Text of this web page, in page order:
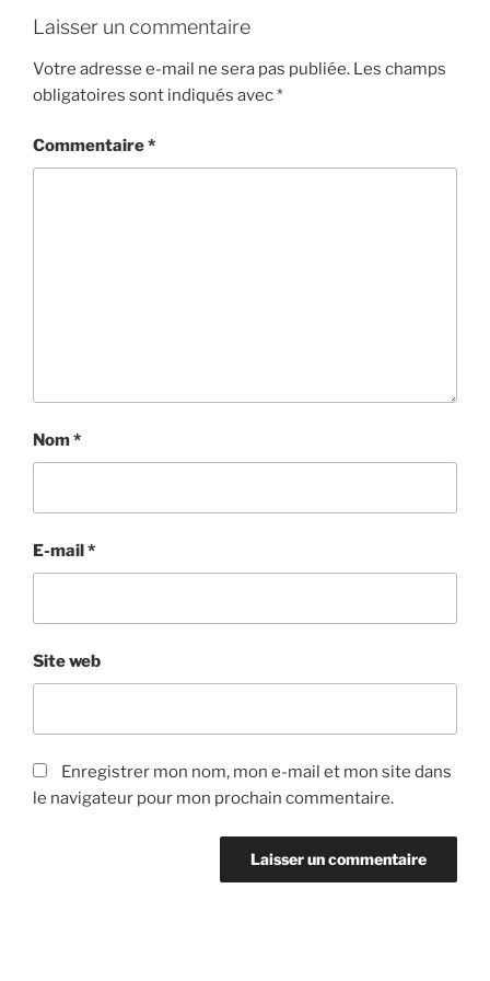
Laisser un commentaire
Votre adresse e-mail ne sera pas publiée. Les champs
obligatoires sont indiqués avec*
Commentaire*
Nom*
E-mail*
Site web
Enregistrer mon nom, mon e-mail et mon site dans
le navigateur pour mon prochain commentaire.